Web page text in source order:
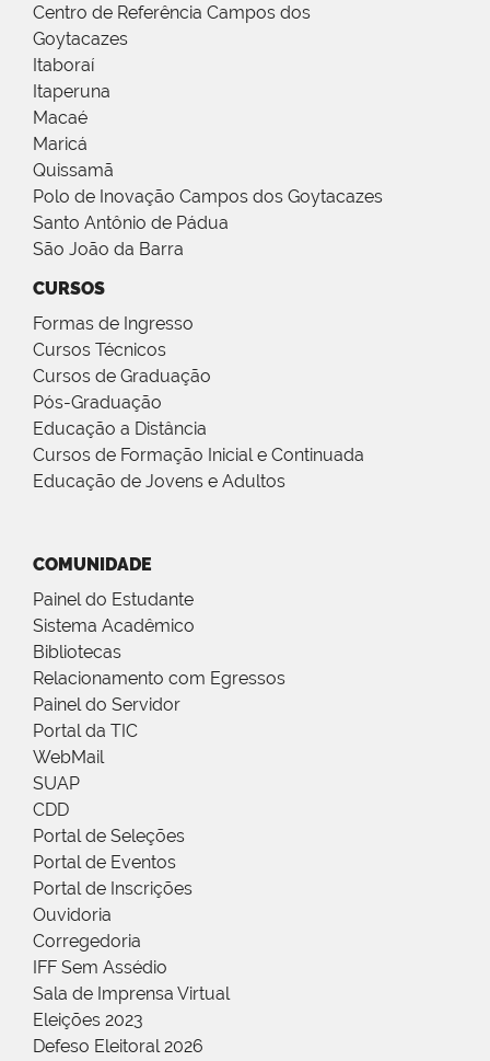
Centro de Referência Campos dos
Goytacazes
Itaboraí
Itaperuna
Macaé
Maricá
Quissamã
Polo de Inovação Campos dos Goytacazes
Santo Antônio de Pádua
São João da Barra
CURSOS
Formas de Ingresso
Cursos Técnicos
Cursos de Graduação
Pós-Graduação
Educação a Distância
Cursos de Formação Inicial e Continuada
Educação de Jovens e Adultos
COMUNIDADE
Painel do Estudante
Sistema Acadêmico
Bibliotecas
Relacionamento com Egressos
Painel do Servidor
Portal da TIC
WebMail
SUAP
CDD
Portal de Seleções
Portal de Eventos
Portal de Inscrições
Ouvidoria
Corregedoria
IFF Sem Assédio
Sala de Imprensa Virtual
Eleições 2023
Defeso Eleitoral 2026